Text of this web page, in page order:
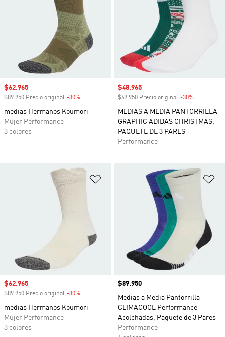
Precio de venta
$62.965
$89.950 Precio original -30%
medias Hermanos Koumori
Mujer Performance
3 colores
Precio de venta
$48.965
$69.950 Precio original -30%
MEDIAS A MEDIA PANTORRILLA
GRAPHIC ADIDAS CHRISTMAS,
PAQUETE DE 3 PARES
Performance
Añadir a la lista de deseos
Precio de venta
$62.965
$89.950 Precio original -30%
medias Hermanos Koumori
Mujer Performance
3 colores
Precio
$89.950
Medias a Media Pantorrilla
CLIMACOOL Performance
Acolchadas, Paquete de 3 Pares
Performance